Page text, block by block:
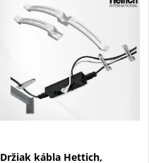
Držiak kábla Hettich,